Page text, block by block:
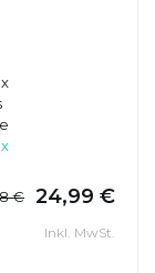
€ 24,99 €
Inkl. MwSt.